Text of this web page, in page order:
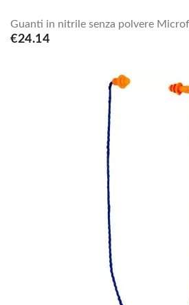
Guanti in nitrile senza polvere
€24.14